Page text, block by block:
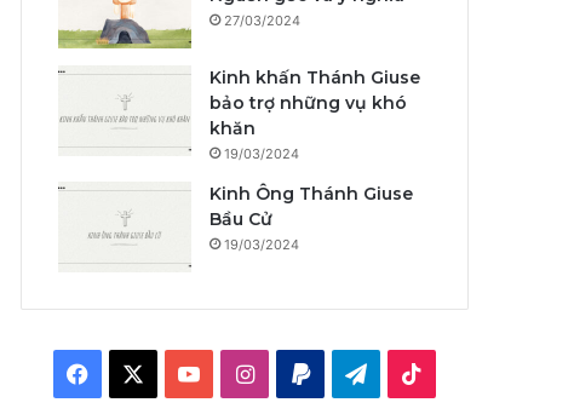
27/03/2024
Kinh khấn Thánh Giuse
bảo trợ những vụ khó
khăn
19/03/2024
Kinh Ông Thánh Giuse
Bầu Cử
19/03/2024
I
P